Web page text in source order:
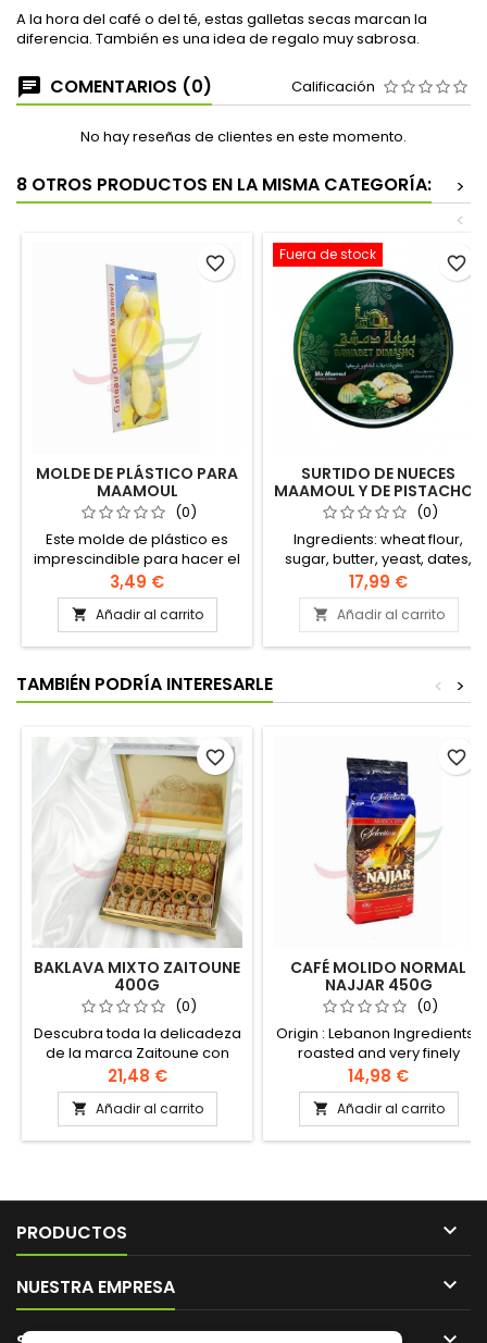
A la hora del café o del té, estas galletas secas marcan la
diferencia. También es una idea de regalo muy sabrosa.
COMENTARIOS (0) Calificación
No hay reseñas de clientes en este momento.
8 OTROS PRODUCTOS EN LA MISMA CATEGORÍA:
>
<
MOLDE DE PLÁSTICO PARA
MAAMOUL
(0)
Este molde de plástico es
imprescindible para hacer el
famoso maamoul, esas
deliciosas galletas de
pastaflora rellenas de
pistachos, dátiles o nueces.
3,49 €
 Añadir al carrito
favorite_border Fuera de stock
SURTIDO DE NUECES
MAAMOUL Y DE PISTACHOS
BAWABET DIMASHQ 500G
(0)
Ingredients: wheat flour,
sugar, butter, yeast, dates,
nuts, pistachio nuts, flower
water. Authentic Levantine
Recipe
17,99 €
 Añadir al carrito
favorite_border
TAMBIÉN PODRÍA INTERESARLE >
<
BAKLAVA MIXTO ZAITOUNE
400G
(0)
Descubra toda la delicadeza
de la marca Zaitoune con
este sublime surtido de
baklava de pura mantequilla
clarificada, generosamente
adornado con pistachos y
pistachos, anacardos
Auténtica receta de levantina
21,48 €
 Añadir al carrito
favorite_border
CAFÉ MOLIDO NORMAL
NAJJAR 450G
(0)
Origin : Lebanon Ingredients :
roasted and very finely
ground coffee beans Oriental
coffee preparation -dose a
coffee cup of water at room
temperature -pour water into
water. -mix continuously over
14,98 €
 Añadir al carrito
favorite_border
PRODUCTOS 
NUESTRA EMPRESA 